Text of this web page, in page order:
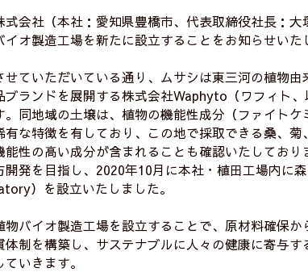
式会社（本社：愛知県豊橋市、代表取締役社長：
オ製造工場を新たに設立することをお知らせいた
せていただいている通り、ムサシは東三河の植物
ブランドを展開する株式会社Waphyto（ワフィト
。同地域の土壌は、植物の機能性成分（ファイト
有な特徴を有しており、この地で採取できる桑、
能性の高い成分が含まれることも確認いたしてお
開発を目指し、2020年10月に本社・植田工場内に
）を設立いたしました。
物バイオ製造工場を設立することで、原材料確保
体制を構築し、サステナブルに人々の健康に寄与
いきます。